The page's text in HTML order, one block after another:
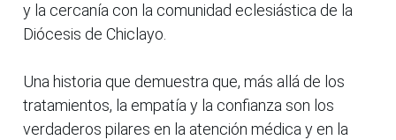
y la cercanía con la comunidad eclesiástica de la
Diócesis de Chiclayo.
Una historia que demuestra que, más allá de los
tratamientos, la empatía y la confianza son los
verdaderos pilares en la atención médica y en la